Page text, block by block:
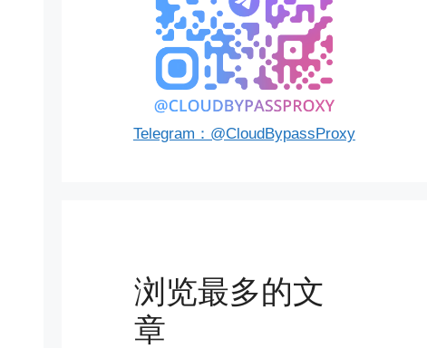
Telegram：@CloudBypassProxy
浏览最多的文
章